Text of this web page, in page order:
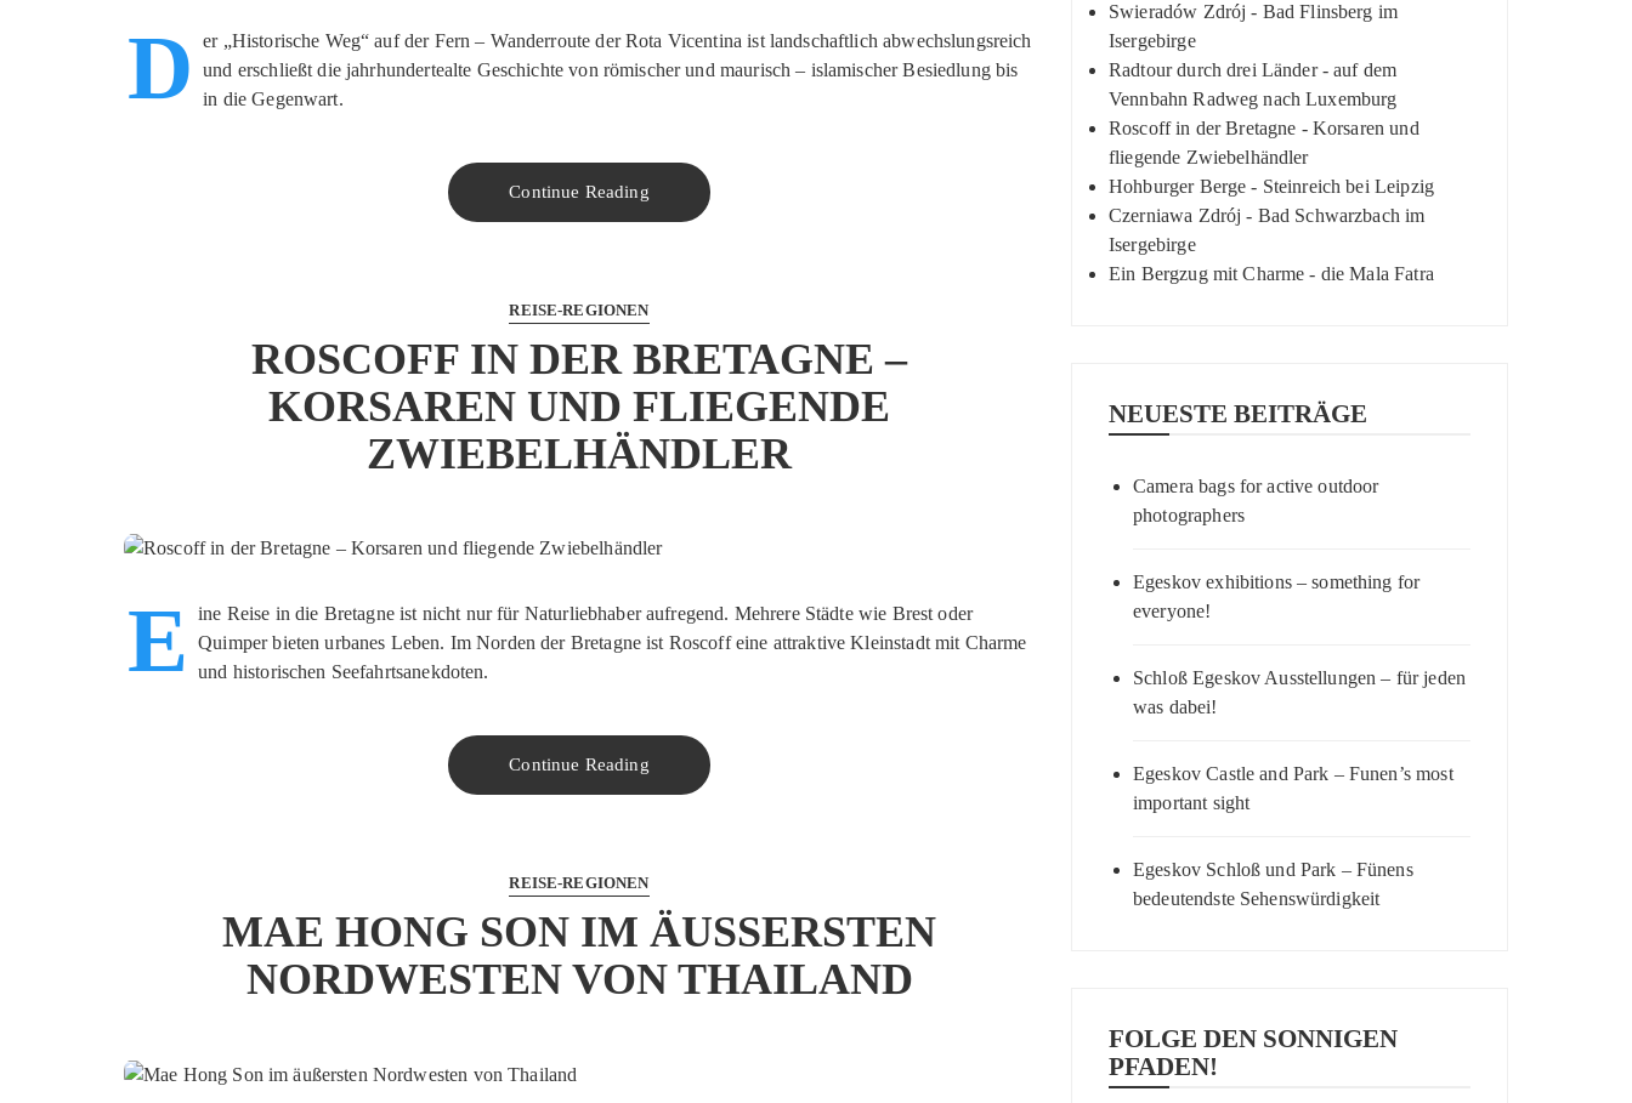
D
er „Historische Weg“ auf der Fern – Wanderroute der Rota Vicentina ist landschaftlich abwechslungsreich
und erschließt die jahrhundertealte Geschichte von römischer und maurisch – islamischer Besiedlung bis
in die Gegenwart.
Continue Reading
REISE-REGIONEN
ROSCOFF IN DER BRETAGNE –
KORSAREN UND FLIEGENDE
ZWIEBELHÄNDLER
E
ine Reise in die Bretagne ist nicht nur für Naturliebhaber aufregend. Mehrere Städte wie Brest oder
Quimper bieten urbanes Leben. Im Norden der Bretagne ist Roscoff eine attraktive Kleinstadt mit Charme
und historischen Seefahrtsanekdoten.
Continue Reading
REISE-REGIONEN
MAE HONG SON IM ÄUSSERSTEN N
ORDWESTEN VON THAILAND
Swieradów Zdrój - Bad Flinsberg im
Isergebirge
Radtour durch drei Länder - auf dem
Vennbahn Radweg nach Luxemburg
Roscoff in der Bretagne - Korsaren und
fliegende Zwiebelhändler
Hohburger Berge - Steinreich bei Leipzig
Czerniawa Zdrój - Bad Schwarzbach im
Isergebirge
Ein Bergzug mit Charme - die Mala Fatra
NEUESTE BEITRÄGE
Camera bags for active outdoor
photographers
Egeskov exhibitions – something for
everyone!
Schloß Egeskov Ausstellungen – für jeden
was dabei!
Egeskov Castle and Park – Funen’s most
important sight
Egeskov Schloß und Park – Fünens
bedeutendste Sehenswürdigkeit
FOLGE DEN SONNIGEN
PFADEN!